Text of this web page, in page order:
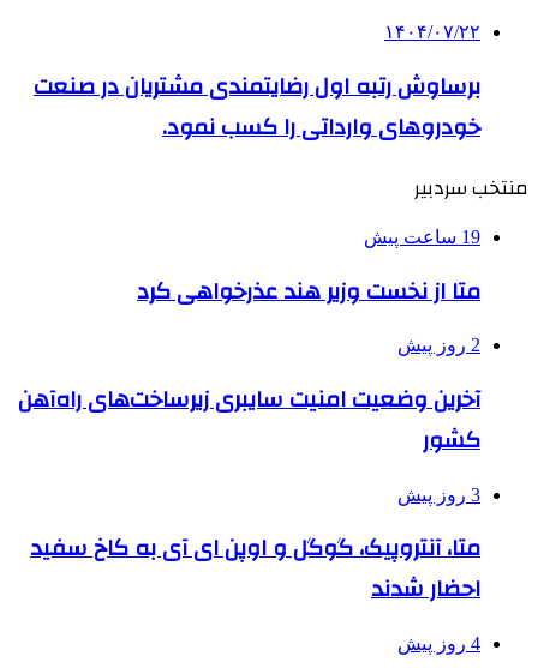
۱۴۰۴/۰۷/۲۲
برساوش رتبه اول رضایتمندی مشتریان در صنعت
خودروهای وارداتی را کسب نمود.
منتخب سردبیر
19 ساعت پیش
متا از نخست وزیر هند عذرخواهی کرد
2 روز پیش
آخرین وضعیت امنیت سایبری زیرساخت‌های راه‌آهن
کشور
3 روز پیش
متا، آنتروپیک، گوگل و اوپن ای آی به کاخ سفید
احضار شدند
4 روز پیش